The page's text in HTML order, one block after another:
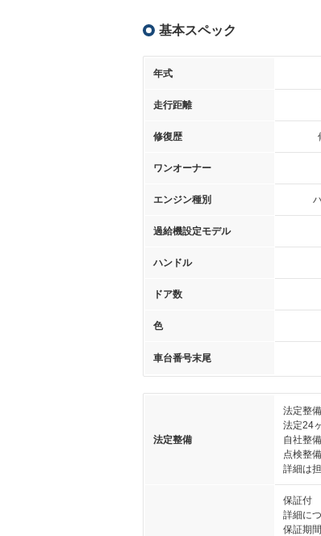
基本スペック
年式
走行距離
修復歴
ワンオーナー
エンジン種別
過給機設定モデル
ハンドル
ドア数
色
車台番号末尾
法定整備
法定整
法定24
自社整
点検整
詳細は
保証付
詳細に
保証期